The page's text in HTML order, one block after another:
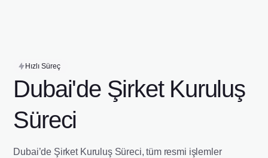
Hızlı Süreç
Dubai'de Şirket Kuruluş
Süreci
Dubai’de Şirket Kuruluş Süreci, tüm resmi işlemler